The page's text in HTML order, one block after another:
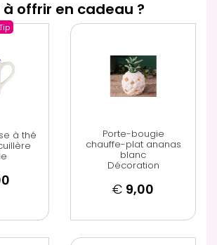
à offrir en cadeau ?
à thé Porte-bougie
chauffe-plat ananas
blanc
Décoration
€ 9,00